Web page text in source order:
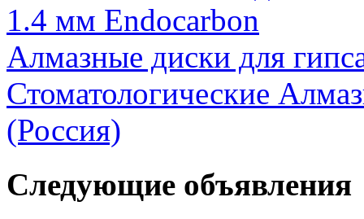
1.4 мм Endocarbon
Алмазные диски для
Стоматологические
(Россия)
Следующие объявления